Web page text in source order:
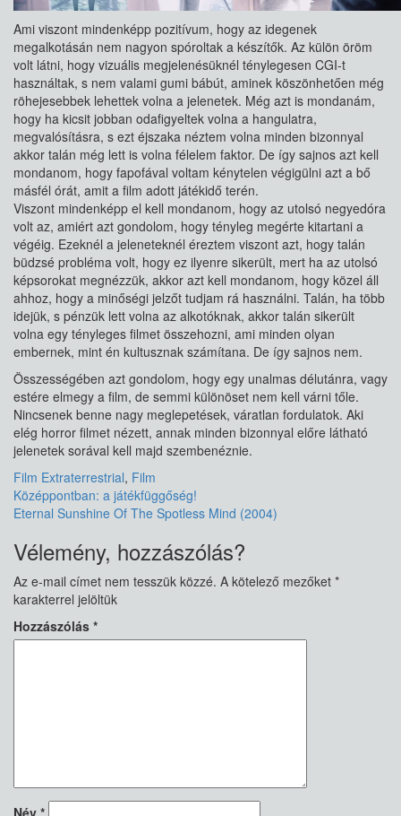
Ami viszont mindenképp pozitívum, hogy az idegenek
megalkotásán nem nagyon spóroltak a készítők. Az külön öröm
volt látni, hogy vizuális megjelenésüknél ténylegesen CGI-t
használtak, s nem valami gumi bábút, aminek köszönhetően még
röhejesebbek lehettek volna a jelenetek. Még azt is mondanám,
hogy ha kicsit jobban odafigyeltek volna a hangulatra,
megvalósításra, s ezt éjszaka néztem volna minden bizonnyal
akkor talán még lett is volna félelem faktor. De így sajnos azt kell
mondanom, hogy fapofával voltam kénytelen végigülni azt a bő
másfél órát, amit a film adott játékidő terén.
Viszont mindenképp el kell mondanom, hogy az utolsó negyedóra
volt az, amiért azt gondolom, hogy tényleg megérte kitartani a
végéig. Ezeknél a jeleneteknél éreztem viszont azt, hogy talán
büdzsé probléma volt, hogy ez ilyenre sikerült, mert ha az utolsó
képsorokat megnézzük, akkor azt kell mondanom, hogy közel áll
ahhoz, hogy a minőségi jelzőt tudjam rá használni. Talán, ha több
idejük, s pénzük lett volna az alkotóknak, akkor talán sikerült
volna egy tényleges filmet összehozni, ami minden olyan
embernek, mint én kultusznak számítana. De így sajnos nem.
Összességében azt gondolom, hogy egy unalmas délutánra, vagy
estére elmegy a film, de semmi különöset nem kell várni tőle.
Nincsenek benne nagy meglepetések, váratlan fordulatok. Aki
elég horror filmet nézett, annak minden bizonnyal előre látható
jelenetek sorával kell majd szembenéznie.
Film Extraterrestrial, Film
Bejegyzés
navigáció
Középpontban: a játékfüggőség!
Eternal Sunshine Of The Spotless Mind (2004)
Vélemény, hozzászólás?
Az e-mail címet nem tesszük közzé. A kötelező mezőket *
karakterrel jelöltük
Hozzászólás *
Név *